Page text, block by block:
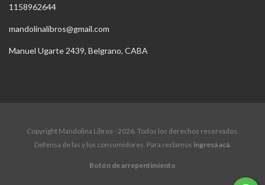
1158962644
mandolinalibros@gmail.com
Manuel Ugarte 2439, Belgrano, CABA
Copyright Mandolina Libros - 2026. Todos los derechos reservados.
Defensa de las y los consumidores. Para reclamos ingresá acá.
Botón de arrepentimiento